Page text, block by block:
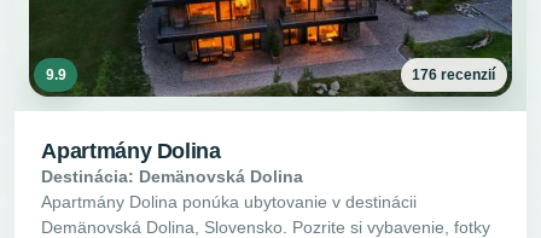
9.9 176 recenzií
Apartmány Dolina
Destinácia: Demänovská Dolina
Apartmány Dolina ponúka ubytovanie v destinácii
Demänovská Dolina, Slovensko. Pozrite si vybavenie, fotky